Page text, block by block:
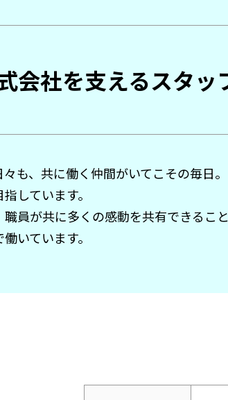
会社を支えるスタッ
も、共に働く仲間がいてこその毎日。
しています。
員が共に多くの感動を共有できるこ
いています。